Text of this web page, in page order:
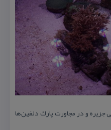
و در مجاورت پارك دلفین‌ها